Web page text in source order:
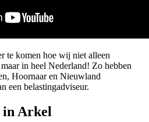
te komen hoe wij niet alleen
in heel Nederland! Zo hebben
Hoornaar en Nieuwland
een belastingadviseur.
in Arkel